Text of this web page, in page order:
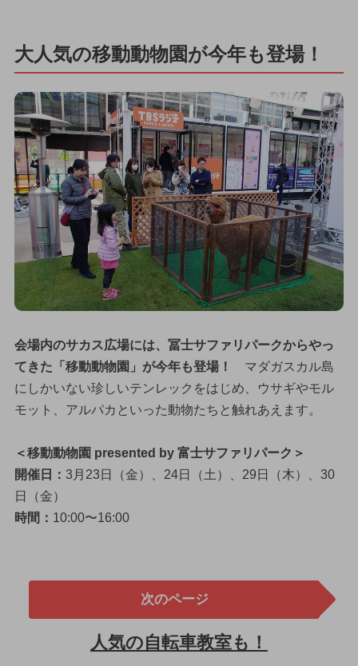
大人気の移動動物園が今年も登場！
会場内のサカス広場には、冨士サファリパークからやっ
てきた「移動動物園」が今年も登場！
マダガスカル島
にしかいない珍しいテンレックをはじめ、ウサギやモル
モット、アルパカといった動物たちと触れあえます。
＜移動動物園 presented by 富士サファリパーク＞
開催日： 3月23日（金）、24日（土）、29日（木）、30
日（金）
時間： 10:00〜16:00
次のページ
人気の自転車教室も！